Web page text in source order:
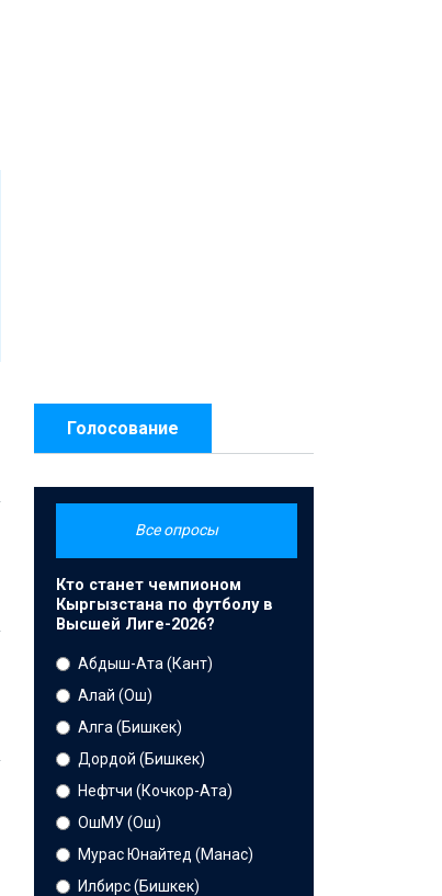
Голосование
Все опросы
Кто станет чемпионом
Кыргызстана по футболу в
Высшей Лиге-2026?
Абдыш-Ата (Кант)
Алай (Ош)
Алга (Бишкек)
Дордой (Бишкек)
Нефтчи (Кочкор-Ата)
ОшМУ (Ош)
Мурас Юнайтед (Манас)
Илбирс (Бишкек)